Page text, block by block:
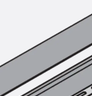
PENTAFLEX KB®
PENTAFLEX® FBA
PENTAFLEX®
PENTAFLEX®
PENTAFLEX® FTS
PENTAFLEX®